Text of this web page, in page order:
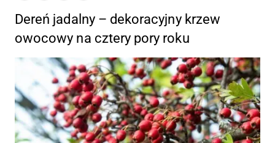
Dereń jadalny – dekoracyjny krzew
owocowy na cztery pory roku